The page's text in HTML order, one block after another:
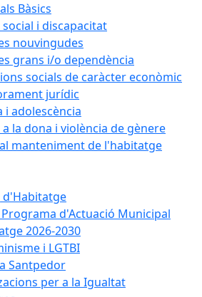
Bàsics
i discapacitat
nouvingudes
grans i/o dependència
socials de caràcter econòmic
jurídic
i adolescència
la dona i violència de gènere
manteniment de l'habitatge
d'Habitatge
Programa d'Actuació Municipal
2026-2030
i LGTBI
Santpedor
per a la Igualtat